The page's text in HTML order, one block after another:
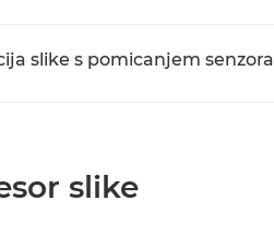
slike s pomicanjem senzora
slike